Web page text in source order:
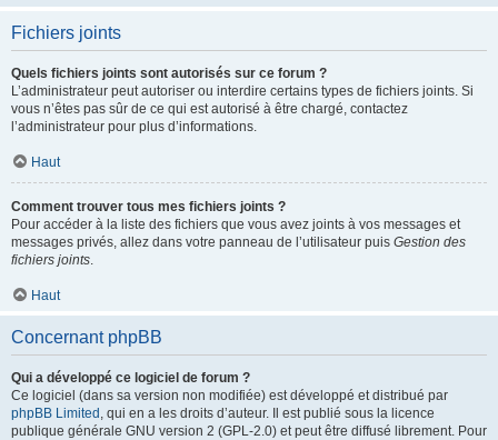
Fichiers joints
Quels fichiers joints sont autorisés sur ce forum ?
L’administrateur peut autoriser ou interdire certains types de fichiers joints. Si
vous n’êtes pas sûr de ce qui est autorisé à être chargé, contactez
l’administrateur pour plus d’informations.
Haut
Comment trouver tous mes fichiers joints ?
Pour accéder à la liste des fichiers que vous avez joints à vos messages et
messages privés, allez dans votre panneau de l’utilisateur puis Gestion des
fichiers joints.
Haut
Concernant phpBB
Qui a développé ce logiciel de forum ?
Ce logiciel (dans sa version non modifiée) est développé et distribué par
phpBB Limited , qui en a les droits d’auteur. Il est publié sous la licence
publique générale GNU version 2 (GPL-2.0) et peut être diffusé librement. Pour